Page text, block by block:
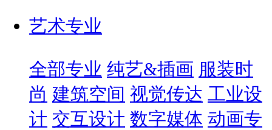
艺术专业
全部专业 纯艺&插画 服装时
尚 建筑空间 视觉传达 工业设
计 交互设计 数字媒体 动画专